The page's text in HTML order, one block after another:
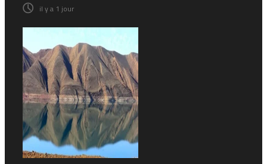
il y a 1 jour